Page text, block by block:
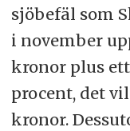
sjöbefäl som
i november
kronor plus
procent, det
kronor.